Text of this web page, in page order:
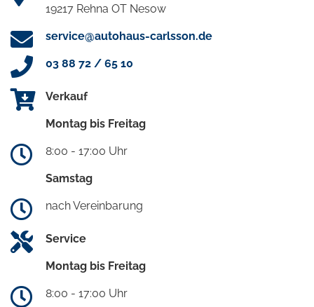
19217 Rehna OT Nesow
service@autohaus-carlsson.de
03 88 72 / 65 10
Verkauf
Montag bis Freitag
8:00 - 17:00 Uhr
Samstag
nach Vereinbarung
Service
Montag bis Freitag
8:00 - 17:00 Uhr